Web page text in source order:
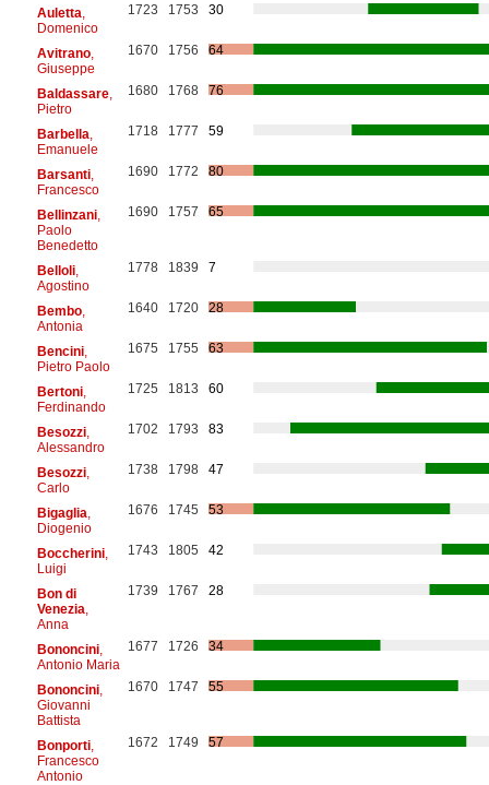
Auletta
Domenico
1723 1753 30
Avitrano,
Giuseppe
1670 1756 64
Baldassare,
Pietro
1680 1768 76
Barbella
Emanuele
1718 1777 59
Barsanti,
Francesco
1690 1772 80
Bellinzani,
Paolo
Benedetto
1690 1757 65
Belloli,
Agostino
1778 1839 7
Bembo,
Antonia
1640 1720 28
Bencini,
Pietro Paolo
1675 1755 63
Bertoni,
Ferdinando
1725 1813 60
Besozzi,
Alessandro
1702 1793 83
Besozzi,
Carlo
1738 1798 47
Bigaglia
Diogenio
1676 1745 53
Boccherini,
Luigi
1743 1805 42
Bon di
Venezia
Anna
1739 1767 28
Bononcini,
Antonio Maria
1677 1726 34
Bononcini,
Giovanni
Battista
1670 1747 55
Bonporti,
Francesco
Antonio
1672 1749 57